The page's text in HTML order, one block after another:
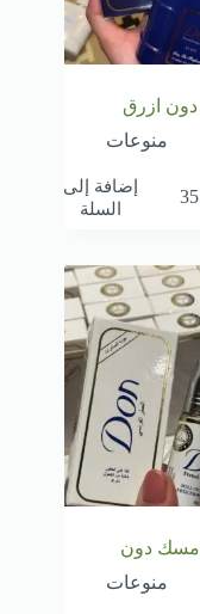
دون ازرق
منوعات
إضافة إلى
السلة
مسك دون
منوعات